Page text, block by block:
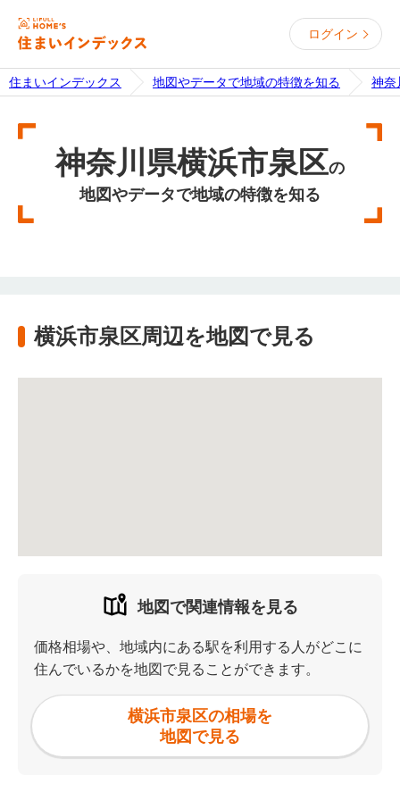
ログイン
住まいインデックス 地図やデータで地域の特徴を知る 神奈
神奈川県横浜市泉区の
地図やデータで地域の特徴を知る
横浜市泉区周辺を地図で見る
地図で関連情報を見る
価格相場や、地域内にある駅を利用する人がどこに
住んでいるかを地図で見ることができます。
横浜市泉区の相場を
地図で見る